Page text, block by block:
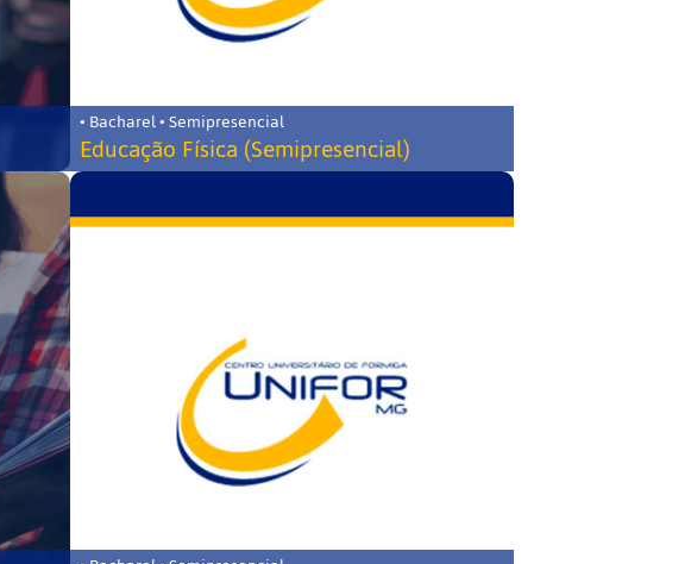
• Bacharel • Semipresencial
Educação Física (Semipresencial)